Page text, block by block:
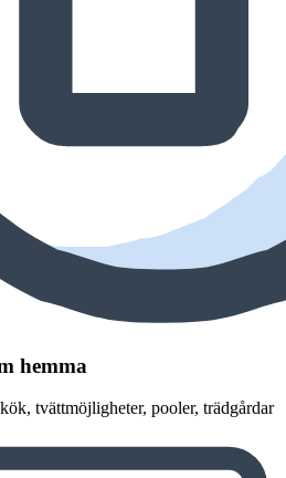
hemma
tvättmöjligheter, pooler, trädgårdar